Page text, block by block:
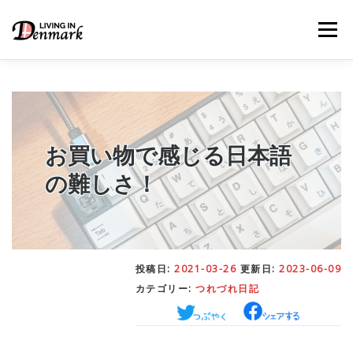
メニュー
LIFE TIPS – 生活便利帳 FOOD– ごはん事情
STUDY– 留学関連情報
WORK– デンマークの働き方
– 日本人の考察
お買い物で感じる日本語
の難しさ！
投稿日: 2021-03-26 更新日: 2023-06-09
カテゴリー: つれづれ日記